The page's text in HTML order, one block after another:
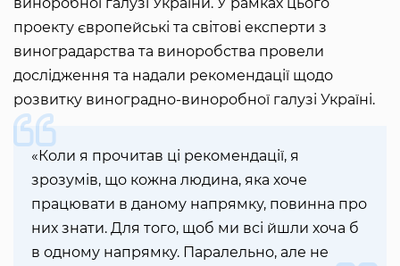
проекту європейські та світові експерти з
виноградарства та виноробства провели
дослідження та надали рекомендації щодо
розвитку виноградно-виноробної галузі Україні.
«Коли я прочитав ці рекомендації, я
зрозумів, що кожна людина, яка хоче
працювати в даному напрямку, повинна про
них знати. Для того, щоб ми всі йшли хоча б
в одному напрямку. Паралельно, але не